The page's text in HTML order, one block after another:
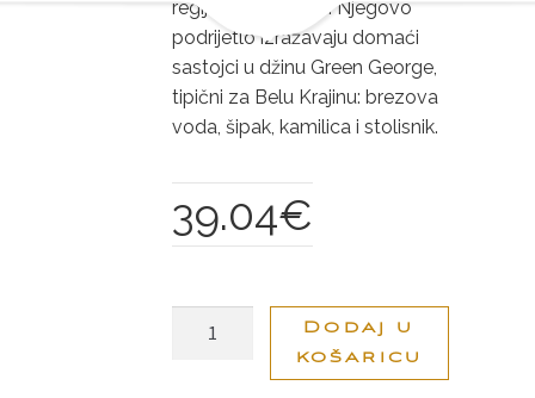
regiji – Beloj krajini. Njegovo
podrijetlo izražavaju domaći
sastojci u džinu Green George,
tipični za Belu Krajinu: brezova
voda, šipak, kamilica i stolisnik.
39.04€
Dodaj u
košaricu